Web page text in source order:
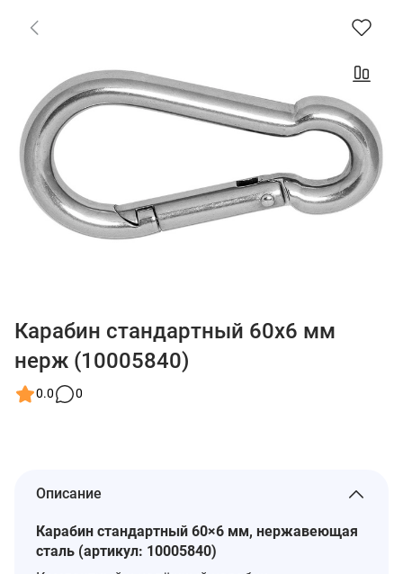
Карабин стандартный 60x6 мм
нерж (10005840)
0.0 0
Описание
Карабин стандартный 60×6 мм, нержавеющая
сталь (артикул: 10005840)